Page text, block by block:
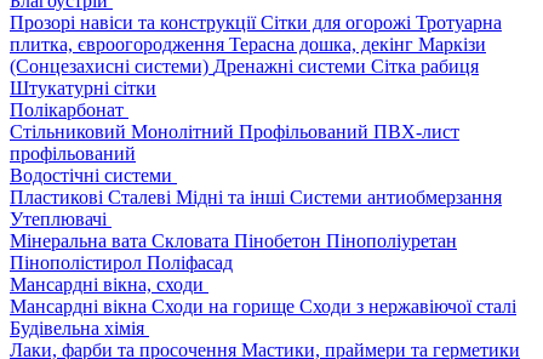
Прозорі навіси та конструкціїСітки для огорожі Тротуарна
плитка, євроогородження Терасна дошка, декінг Маркізи
(Сонцезахисні системи) Дренажні системи Сітка рабиця
Штукатурні сітки
Полікарбонат
Стільниковий Монолітний Профільований ПВХ-лист
профільований
Водостічні системи
Пластикові Сталеві Мідні та інші Системи антиобмерзання
Утеплювачі
Мінеральна вата Скловата Пінобетон Пінополіуретан
Пінополістирол Поліфасад
Мансардні вікна, сходи
Мансардні вікна Сходи на горище Сходи з нержавіючої сталі
Будівельна хімія
Лаки, фарби та просочення Мастики, праймери та герметики